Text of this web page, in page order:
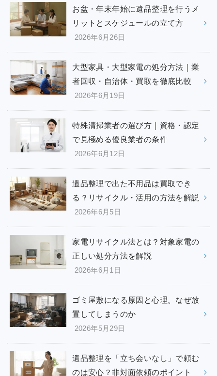
お盆・年末年始に遺品整理を行うメ
リットとスケジュールの立て方
2026年6月26日
大型家具・大型家電の処分方法｜業
者回収・自治体・買取を徹底比較
2026年6月19日
特殊清掃業者の選び方｜資格・認定
で見極める優良業者の条件
2026年6月12日
遺品整理で出た不用品は買取でき
る？リサイクル・活用の方法を解説
2026年6月5日
家電リサイクル法とは？対象家電の
正しい処分方法を解説
2026年6月1日
ゴミ屋敷になる原因と心理。なぜ放
置してしまうのか
2026年5月29日
遺品整理を「立ち会いなし」で頼む
のは安心？非対面依頼のポイント